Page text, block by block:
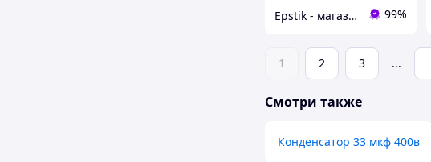
Epstik - магазин радиокомпонентов 99%
1 2 3 ...
Смотри также
Конденсатор 33 мкф 400в